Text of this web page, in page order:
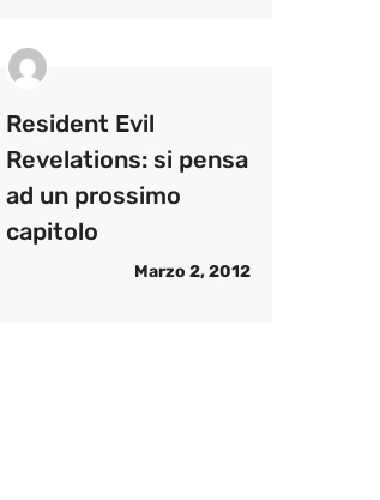
Resident Evil
Revelations: si pensa
ad un prossimo
capitolo
Marzo 2, 2012